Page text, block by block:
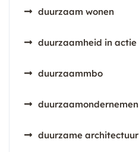
duurzaam wonen
duurzaamheid in actie
duurzaammbo
duurzaamondernemen
duurzame architectuur